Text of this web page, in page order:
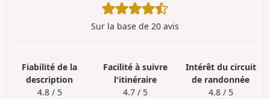
Sur la base de 20 avis
Fiabilité de la
description
4.8 / 5
Facilité à suivre
l'itinéraire
4.7 / 5
Intérêt du circuit
de randonnée
4.8 / 5